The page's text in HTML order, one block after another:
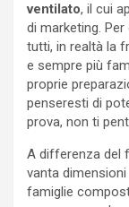
ventilato, il cui
di marketing.
tutti, in realtà la
e sempre più
proprie
penseresti di
prova, non ti
A differenza del
vanta
famiglie